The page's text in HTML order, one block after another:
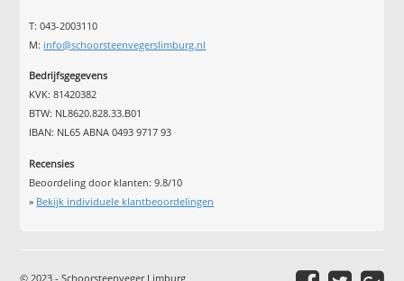
T: 043-2003110
M: info@schoorsteenvegerslimburg.nl
Bedrijfsgegevens
KVK: 81420382
BTW: NL8620.828.33.B01
IBAN: NL65 ABNA 0493 9717 93
Recensies
Beoordeling door klanten:9.8/10
» Bekijk individuele klantbeoordelingen
© 2023 - Schoorsteenveger Limburg